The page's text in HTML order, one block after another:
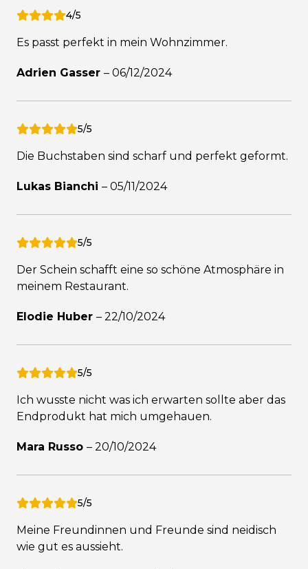
4/5
Es passt perfekt in mein Wohnzimmer.
Adrien Gasser – 06/12/2024
5/5
Die Buchstaben sind scharf und perfekt geformt.
Lukas Bianchi – 05/11/2024
5/5
Der Schein schafft eine so schöne Atmosphäre in
meinem Restaurant.
Elodie Huber – 22/10/2024
5/5
Ich wusste nicht was ich erwarten sollte aber das
Endprodukt hat mich umgehauen.
Mara Russo – 20/10/2024
5/5
Meine Freundinnen und Freunde sind neidisch
wie gut es aussieht.